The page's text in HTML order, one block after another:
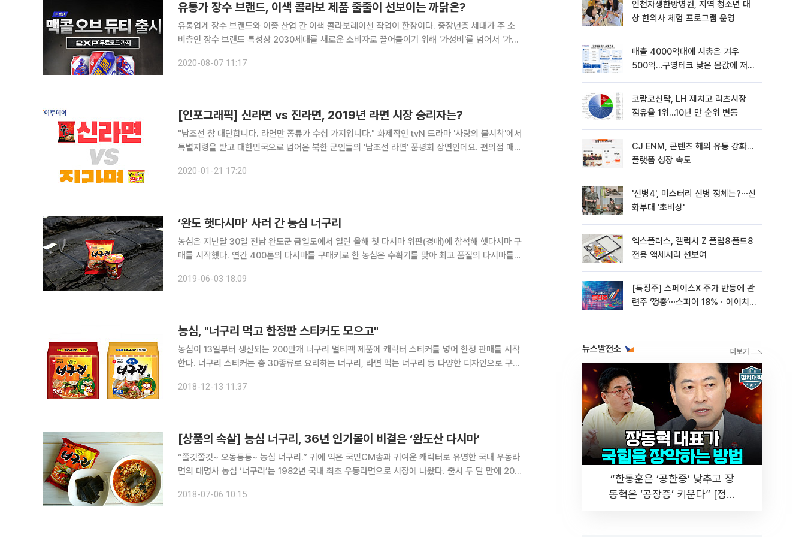
유통가 장수 브랜드, 이색 콜라보 제품 줄줄이 선보이는 까닭은?
유통업계 장수 브랜드와 이종 산업 간 이색 콜라보레이션 작업이 한창이다. 중장년층 세대가 주 소
비층인 장수 브랜드 특성상 2030세대를 새로운 소비자로 끌어들이기 위해 '가성비'를 넘어서 '가잼
료 건강기업 일화는 1982년 출시된 국내 최초 보리탄산음료
2020-08-07 11:17
[인포그래픽] 신라면 vs 진라면, 2019년 라면 시장 승리자는?
"남조선 참 대단합니다. 라면만 종류가 수십 가지입니다." 화제작인 tvN 드라마 '사랑의 불시착'에서
특별지령을 받고 대한민국으로 넘어온 북한 군인들의 '남조선 라면' 품평회 장면인데요. 편의점 매대
수십 가지의 라면을 이처럼 골고루 즐기는
2020-01-21 17:20
‘완도 햇다시마’ 사러 간 농심 너구리
농심은 지난달 30일 전남 완도군 금일도에서 열린 올해 첫 다시마 위판(경매)에 참석해 햇다시마 구
매를 시작했다. 연간 400톤의 다시마를 구매키로 한 농심은 수확기를 맞아 최고 품질의 다시마를
계획이다. 농심은 매년 약 400톤의 완도 다시마를 꾸준히 구매하고
2019-06-03 18:09
농심, "너구리 먹고 한정판 스티커도 모으고"
농심이 13일부터 생산되는 200만개 너구리 멀티팩 제품에 캐릭터 스티커를 넣어 한정 판매를 시작
한다. 너구리 스티커는 총 30종류로 요리하는 너구리, 라면 먹는 너구리 등 다양한 디자인으로 구성
시태그 ‘#너구리한마리몰고가세요’와 함께 업로
2018-12-13 11:37
[상품의 속살] 농심 너구리, 36년 인기몰이 비결은 ‘완도산 다시마’
“쫄깃쫄깃~ 오동통통~ 농심 너구리.” 귀에 익은 국민CM송과 귀여운 캐릭터로 유명한 국내 우동라
면의 대명사 농심 ‘너구리’는 1982년 국내 최초 우동라면으로 시장에 나왔다. 출시 두 달 만에 20억
처음으로 이끌었다. 현재 너구리는 연간 1000억 원 이상
2018-07-06 10:15
인천자생한방병원, 지역 청소년 대
상 한의사 체험 프로그램 운영
매출 4000억대에 시총은 겨우
500억…구영테크 낮은 몸값에 저가
코람코신탁, LH 제치고 리츠시장
점유율 1위…10년 만 순위 변동
CJ ENM, 콘텐츠 해외 유통 강화…
플랫폼 성장 속도
'신병4', 미스터리 신병 정체는?⋯신
화부대 '초비상'
엑스플러스, 갤럭시 Z 플립8·폴드8
전용 액세서리 선보여
[특징주] 스페이스X 주가 반등에 관
련주 ‘껑충’⋯스피어 18%ㆍ에이치
뉴스발전소
“한동훈은 ‘공한증’ 낮추고 장
동혁은 ‘공장증’ 키운다” [정치